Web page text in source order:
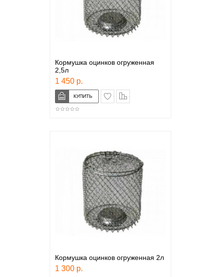
Кормушка оцинков огруженная
2,5л
1 450 р.
в закладки
Кормушка оцинков огруженная 2л
1 300 р.